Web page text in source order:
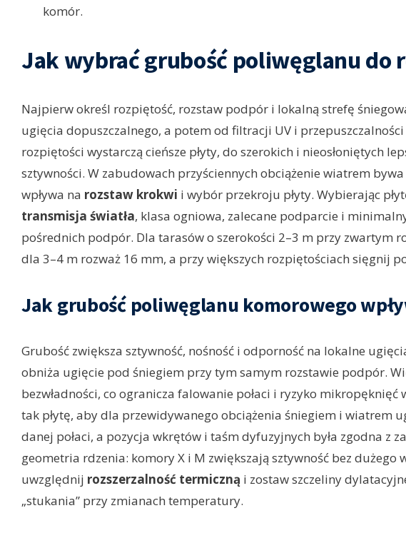
komór.
Jak wybrać grubość poliwęglanu do
Najpierw określ rozpiętość, rozstaw podpór i lokalną strefę
ugięcia dopuszczalnego, a potem od filtracji UV i
rozpiętości wystarczą cieńsze płyty, do szerokich i nieosłoniętych
sztywności. W zabudowach przyściennych obciążenie wiatrem
wpływa na rozstaw krokwi i wybór przekroju płyty. Wybierając
transmisja światła, klasa ogniowa, zalecane podparcie i
pośrednich podpór. Dla tarasów o szerokości 2–3 m przy zwartym
dla 3–4 m rozważ 16 mm, a przy większych rozpiętościach sięgnij
Jak grubość poliwęglanu komorowego
Grubość zwiększa sztywność, nośność i odporność na lokalne
obniża ugięcie pod śniegiem przy tym samym rozstawie podpór.
bezwładności, co ogranicza falowanie połaci i ryzyko
tak płytę, aby dla przewidywanego obciążenia śniegiem i wiatrem
danej połaci, a pozycja wkrętów i taśm dyfuzyjnych była zgodna z
geometria rdzenia: komory X i M zwiększają sztywność bez dużego
uwzględnij rozszerzalność termiczną i zostaw szczeliny
„stukania” przy zmianach temperatury.